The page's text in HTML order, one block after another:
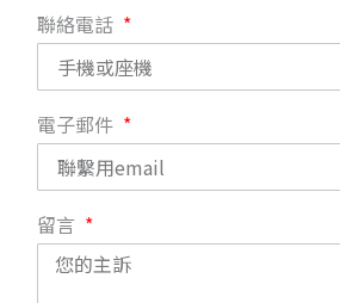
聯絡電話
電子郵件
留言